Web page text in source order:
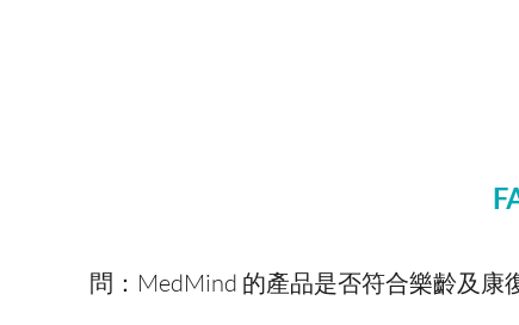
問：MedMind 的產品是否符合樂齡及康